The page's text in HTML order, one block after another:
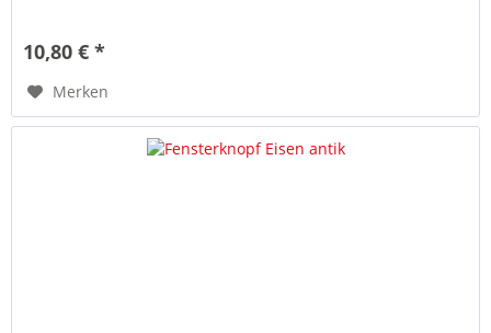
10,80 € *
Merken